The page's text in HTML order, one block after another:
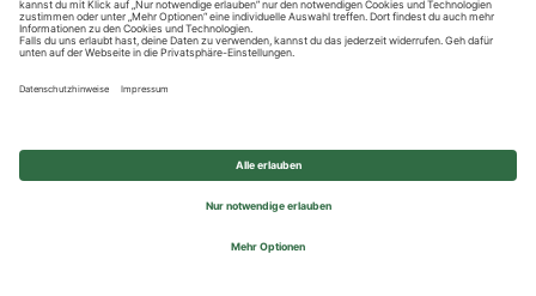
Privatsphäre-Einstellungen
© 2026 REWE Group - All rights reserved